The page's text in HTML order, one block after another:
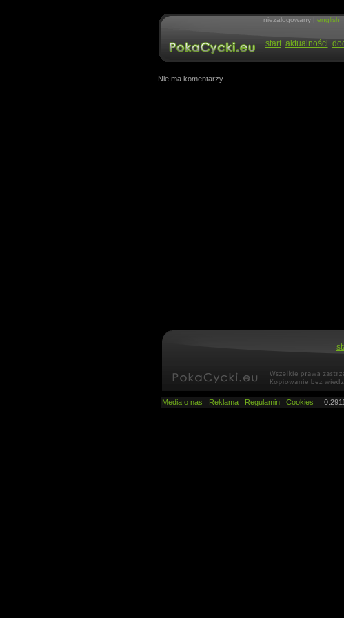
niezalogowany | english
start aktualności
Nie ma komentarzy.
Media o nas Reklama Regulamin Cookies